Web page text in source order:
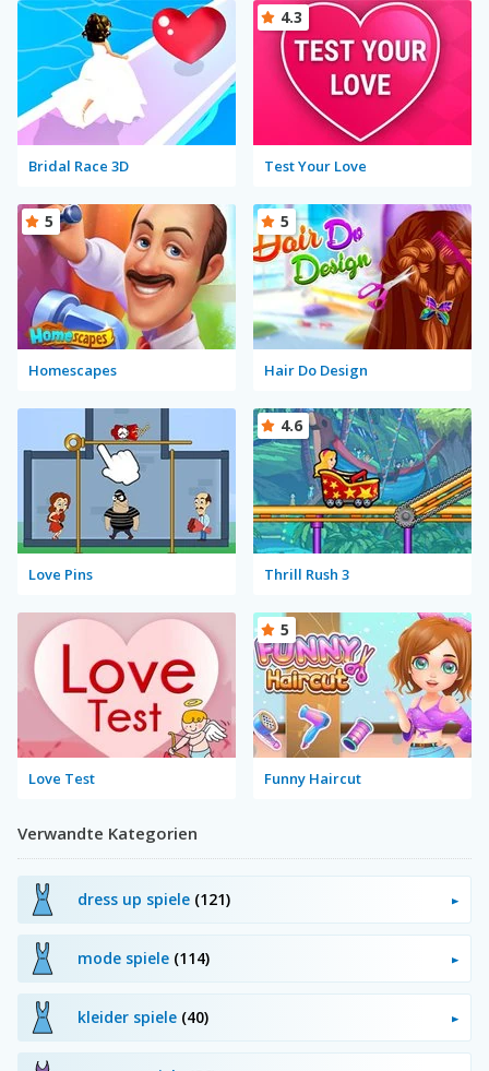
Bridal Race 3D Test Your Love
4.3
Homescapes
5
Hair Do Design
5
Love Pins Thrill Rush 3
4.6
Love Test Funny Haircut
5
Verwandte Kategorien
dress up spiele (121)
mode spiele (114)
kleider spiele (40)